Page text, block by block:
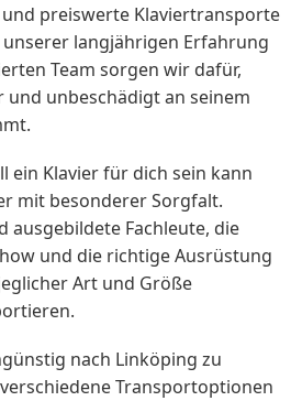
preiswerte Klaviertransporte
langjährigen Erfahrung
Team sorgen wir dafür,
und unbeschädigt an seinem
ein Klavier für dich sein kann
mit besonderer Sorgfalt.
ausgebildete Fachleute, die
und die richtige Ausrüstung
Art und Größe
nach Linköping zu
Transportoptionen